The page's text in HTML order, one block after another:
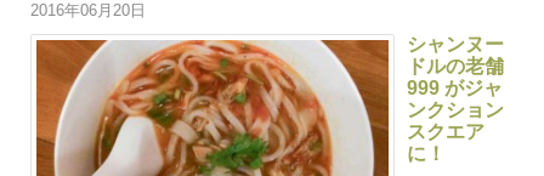
2016年06月20日
シャンヌー
ドルの老舗
999 がジャ
ンクション
スクエア
に！